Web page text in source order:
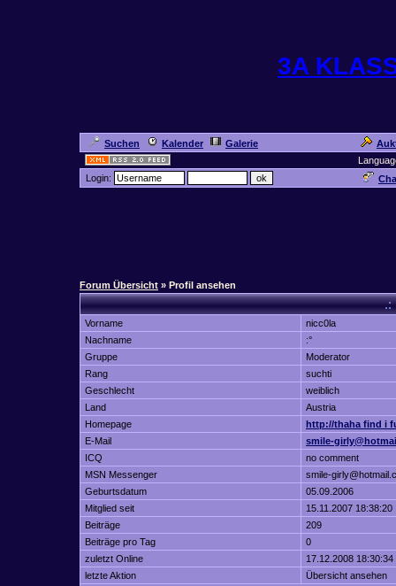
3A
Suchen Kalender Galerie
Login:
Forum Übersicht » Profil ansehen
.:
Vorname
nicc0la
Nachname
:°
Gruppe
Moderator
Rang
suchti
Geschlecht
weiblich
Land
Austria
Homepage
http://thaha find i
E-Mail
smile-
ICQ
no comment
MSN Messenger
smile-
Geburtsdatum
05.09.2006
Mitglied seit
15.11.2007 18:38:20
Beiträge
209
Beiträge pro Tag
0
zuletzt Online
17.12.2008 18:30:34
letzte Aktion
Übersicht ansehen